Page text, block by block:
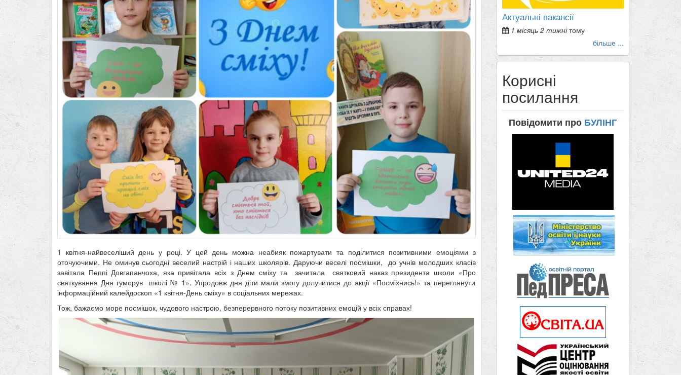
1 квітня-найвеселіший день у році. У цей день можна неабияк пожартувати та поділитися позитивними емоціями з
оточуючими. Не оминув сьогодні веселий настрій і наших школярів. Даруючи веселі посмішки, до учнів молодших класів
завітала Пеппі Довгапанчоха, яка привітала всіх з Днем сміху та зачитала святковий наказ президента школи «Про
святкування Дня гуморув школі № 1». Упродовж дня діти мали змогу долучитися до акції «Посміхнись!» та переглянути
інформаційний калейдоскоп «1 квітня-День сміху» в соціальних мережах.
Тож, бажаємо море посмішок, чудового настрою, безперервного потоку позитивних емоцій у всіх справах!
Актуальні вакансії
1 місяць 2 тижнітому
більше ...
Корисні
посилання
Повідомити про БУЛІНГ